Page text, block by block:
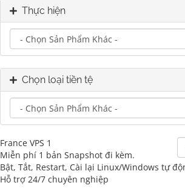
Thực hiện
Chọn loại tiền tệ
France VPS 1
Miễn phí 1 bản Snapshot đi kèm.
Bật, Tắt, Restart, Cài lại Linux/Windows tự
Hỗ trợ 24/7 chuyên nghiệp